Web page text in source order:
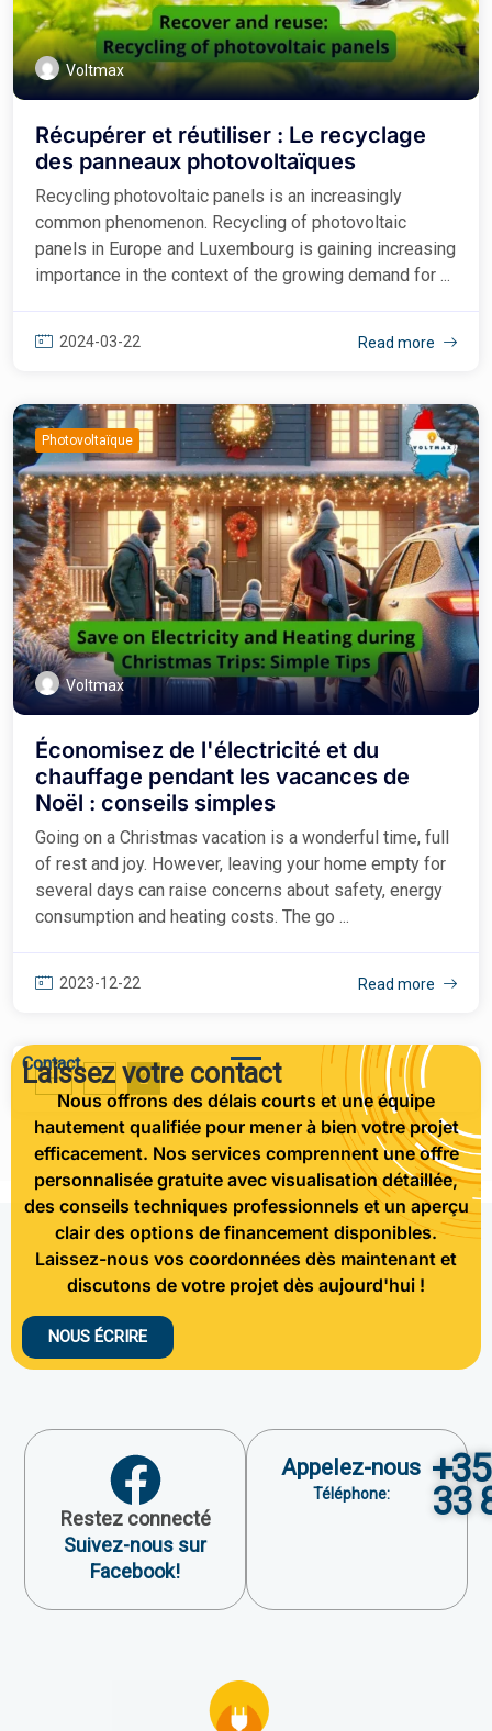
Voltmax
Récupérer et réutiliser : Le recyclage
des panneaux photovoltaïques
Recycling photovoltaic panels is an increasingly
common phenomenon. Recycling of photovoltaic
panels in Europe and Luxembourg is gaining increasing
importance in the context of the growing demand for ...
2024-03-22 Read more
Photovoltaïque
Voltmax
Économisez de l'électricité et du
chauffage pendant les vacances de
Noël : conseils simples
Going on a Christmas vacation is a wonderful time, full
of rest and joy. However, leaving your home empty for
several days can raise concerns about safety, energy
consumption and heating costs. The go ...
2023-12-22 Read more
1 2
Contact
Laissez votre contact
Nous offrons des délais courts et une équipe
hautement qualifiée pour mener à bien votre projet
efficacement. Nos services comprennent une offre
personnalisée gratuite avec visualisation détaillée,
des conseils techniques professionnels et un aperçu
clair des options de financement disponibles.
Laissez-nous vos coordonnées dès maintenant et
discutons de votre projet dès aujourd'hui !
NOUS ÉCRIRE
Restez connecté
Suivez-nous sur
Facebook!
Appelez-nous
Téléphone: 33